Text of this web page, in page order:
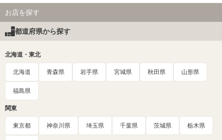
お店を探す
都道府県から探す
北海道・東北
北海道 青森県 岩手県 宮城県 秋田県 山形県
福島県
関東
東京都 神奈川県 埼玉県 千葉県 茨城県 栃木県